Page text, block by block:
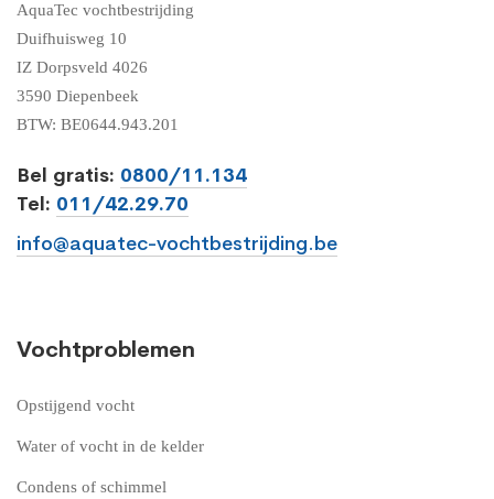
AquaTec vochtbestrijding
Duifhuisweg 10
IZ Dorpsveld 4026
3590 Diepenbeek
BTW: BE0644.943.201
Bel gratis: 0800/11.134
Tel: 011/42.29.70
info@aquatec-vochtbestrijding.be
Vochtproblemen
Opstijgend vocht
Water of vocht in de kelder
Condens of schimmel